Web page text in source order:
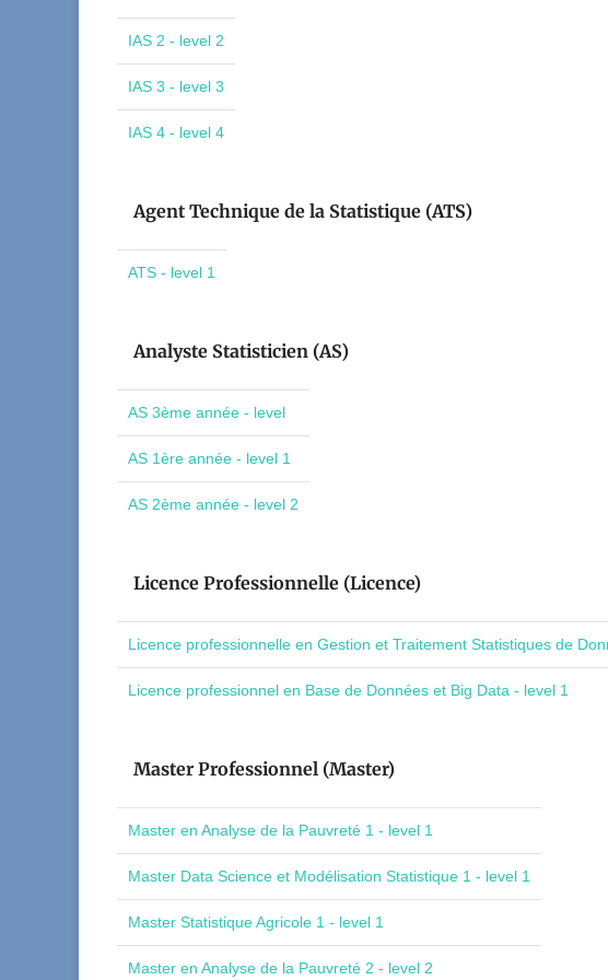
IAS 2 - level 2
IAS 3 - level 3
IAS 4 - level 4
Agent Technique de la Statistique (ATS)
ATS - level 1
Analyste Statisticien (AS)
AS 3ème année - level
AS 1ère année - level 1
AS 2ème année - level 2
Licence Professionnelle (Licence)
Licence professionnelle en Gestion et Traitement Statistiques de
Licence professionnel en Base de Données et Big Data - level 1
Master Professionnel (Master)
Master en Analyse de la Pauvreté 1 - level 1
Master Data Science et Modélisation Statistique 1 - level 1
Master Statistique Agricole 1 - level 1
Master en Analyse de la Pauvreté 2 - level 2